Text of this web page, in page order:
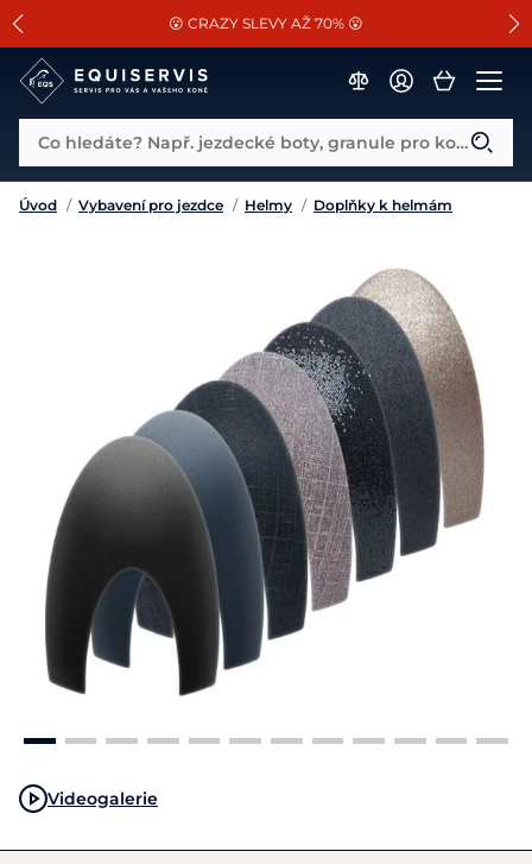
SLEVA 13% na vše od Cassini!
😮 CRAZY SLEVY AŽ 70% 😮
📐Pasování a doplňky k vybraným sedlům ZDARMA 🐴
Co hledáte? Např. jezdecké boty, granule pro koně...
Úvod / Vybavení pro jezdce / Helmy / Doplňky k helmám
Videogalerie